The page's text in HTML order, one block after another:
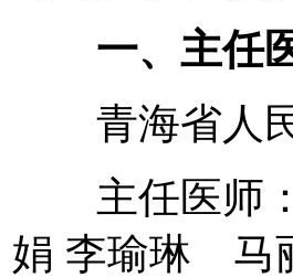
一、主任
青海省人
主任医师
娟 李瑜琳